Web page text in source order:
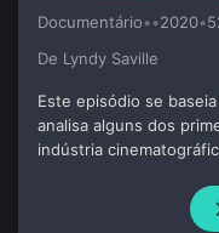
Documentário••2020•
De Lyndy Saville
Este episódio se
analisa alguns dos
indústria
sendo antiguerra e
EUA, Chaplin ousa